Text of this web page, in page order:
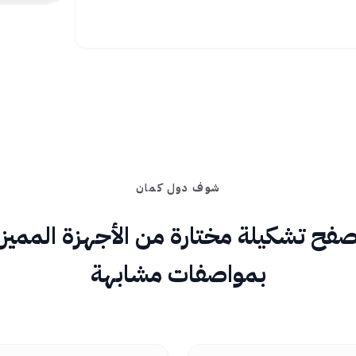
شوف دول كمان
تشكيلة مختارة من الأجهزة
بمواصفات مشابهة